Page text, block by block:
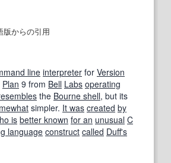
版からの引用
line interpreter for Version
Plan 9 from Bell Labs operating
the Bourne shell, but its
simpler. It was created by
is better known for an unusual C
language construct called Duff's